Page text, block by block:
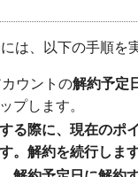
は、以下の手順を
ウントの解約予定
プします。
る際に、現在のポ
。解約を続行しま